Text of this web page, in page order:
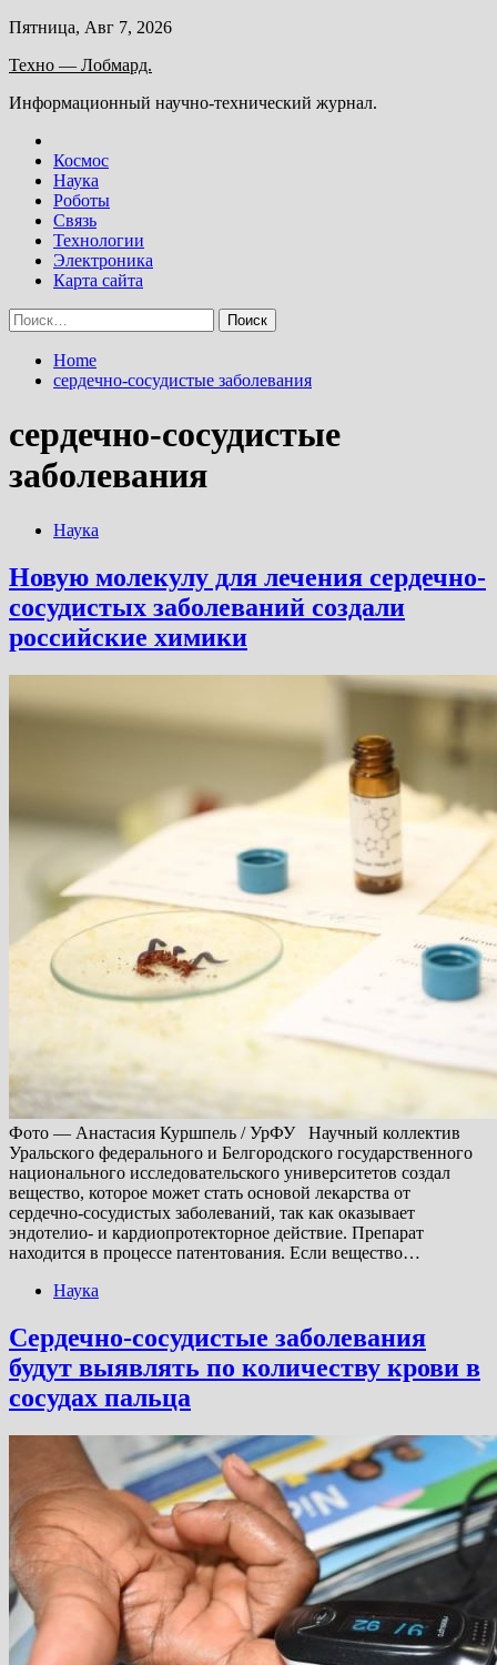
Skip
content
Пятница, Авг 7, 2026
Техно — Лобмард.
Информационный научно-технический журнал.
Космос
Наука
Роботы
Связь
Технологии
Электроника
Карта сайта
Найти:
Home
сердечно-сосудистые заболевания
сердечно-сосудистые
заболевания
Наука
Новую молекулу для лечения сердечно-
сосудистых заболеваний создали
российские химики
Фото — Анастасия Куршпель / УрФУ Научный коллектив
Уральского федерального и Белгородского государственного
национального исследовательского университетов создал
вещество, которое может стать основой лекарства от
сердечно-сосудистых заболеваний, так как оказывает
эндотелио- и кардиопротекторное действие. Препарат
находится в процессе патентования. Если вещество…
Наука
Сердечно-сосудистые заболевания
будут выявлять по количеству крови в
сосудах пальца